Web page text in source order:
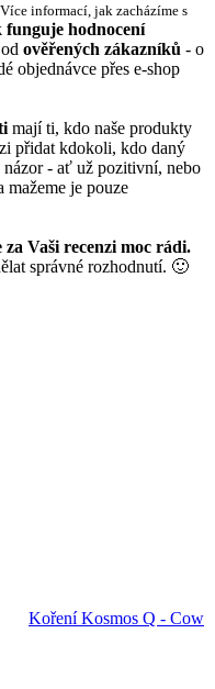
informací, jak zacházíme s
funguje hodnocení
ověřených zákazníků - o
objednávce přes e-shop
mají ti, kdo naše produkty
přidat kdokoli, kdo daný
- ať už pozitivní, nebo
mažeme je pouze
za Vaši recenzi moc rádi.
správné rozhodnutí. 🙂
Koření Kosmos Q - Cow